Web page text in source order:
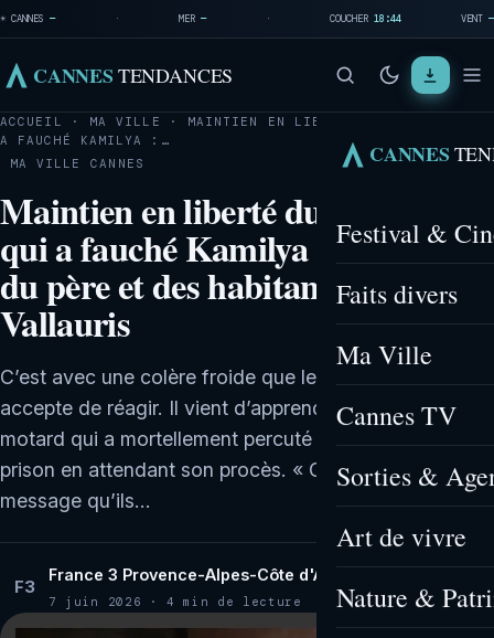
☀ CANNES — · MER— · COUCHER18:44 VENT —
CANNES TENDANCES
CANNES
Festival &
Faits divers
Ma Ville
Cannes TV
Sorties &
Art de vivre
Nature &
ACCUEIL · MA VILLE · MAINTIEN EN LIBERTÉ DU MOTARD QUI
A FAUCHÉ KAMILYA :…
MA VILLE
CANNES
Maintien en liberté du motard
qui a fauché Kamilya : réactions
du père et des habitants de
Vallauris
C’est avec une colère froide que le père de Kamilya
accepte de réagir. Il vient d’apprendre que le jeune
motard qui a mortellement percuté sa fille n’ira pas en
prison en attendant son procès. « C’est quoi le
message qu’ils…
F3
France 3 Provence-Alpes-Côte d'Azur
7 juin 2026 · 4 min de lecture